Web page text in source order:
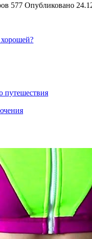
577 Опубликовано
путешествия